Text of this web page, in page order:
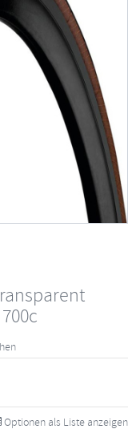
Optionen als Liste anzeigen